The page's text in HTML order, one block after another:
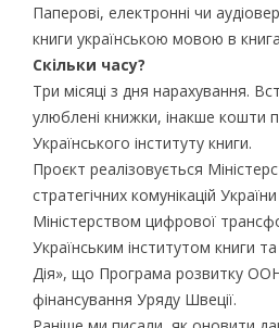
Паперові, електронні чи
книги українською мовою в
Скільки часу?
Три місяці з дня нарахування.
улюблені книжки, інакше кошти
Українського інституту книги.
Проєкт реалізовується
стратегічних комунікацій
Міністерством цифрової
Українським інститутом книги
Дія», що Програма розвитку ООН
фінансування Уряду Швеції.